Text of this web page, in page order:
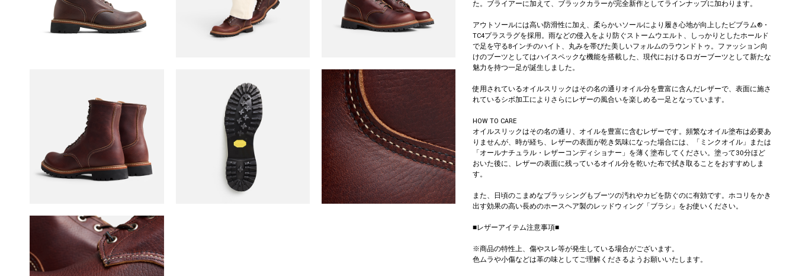
た。ブライアーに加えて、ブラックカラーが完全新作としてラインナップに加わります。
アウトソールには高い防滑性に加え、柔らかいソールにより履き心地が向上したビブラム®・
TC4プラスラグを採用。雨などの侵入をより防ぐストームウエルト、しっかりとしたホールド
で足を守る8インチのハイト、丸みを帯びた美しいフォルムのラウンドトゥ。ファッション向
けのブーツとしてはハイスペックな機能を搭載した、現代におけるロガーブーツとして新たな
魅力を持つ一足が誕生しました。
使用されているオイルスリックはその名の通りオイル分を豊富に含んだレザーで、表面に施さ
れているシボ加工によりさらにレザーの風合いを楽しめる一足となっています。
HOW TO CARE
オイルスリックはその名の通り、オイルを豊富に含むレザーです。頻繁なオイル塗布は必要あ
りませんが、時が経ち、レザーの表面が乾き気味になった場合には、「ミンクオイル」または
「オールナチュラル・レザーコンディショナー」を薄く塗布してください。塗って30分ほど
おいた後に、レザーの表面に残っているオイル分を乾いた布で拭き取ることをおすすめしま
す。
また、日頃のこまめなブラッシングもブーツの汚れやカビを防ぐのに有効です。ホコリをかき
出す効果の高い長めのホースヘア製のレッドウィング「ブラシ」をお使いください。
■レザーアイテム注意事項■
※商品の特性上、傷やスレ等が発生している場合がございます。
色ムラや小傷などは革の味としてご理解くださるようお願いいたします。